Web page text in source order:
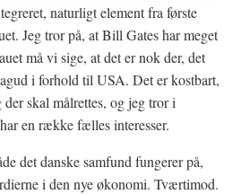
naturligt element fra første
Jeg tror på, at Bill Gates har meget
må vi sige, at det er nok der, det
i forhold til USA. Det er kostbart,
der skal målrettes, og jeg tror i
en række fælles interesser.
det danske samfund fungerer på,
i den nye økonomi. Tværtimod.